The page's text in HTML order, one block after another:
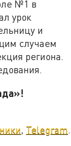
№1 в
урок
и
случаем
региона.
Telegram